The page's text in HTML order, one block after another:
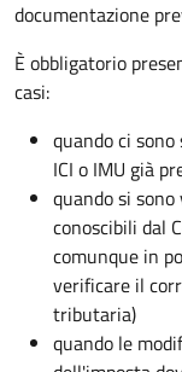
documentazione
È obbligatorio
casi:
quando ci
ICI o IMU già
quando si
conoscibili dal
comunque in
verificare il
tributaria)
quando le